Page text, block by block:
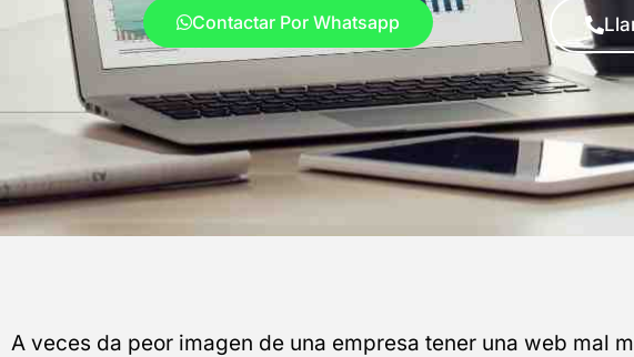
Contactar Por Whatsapp
A veces da peor imagen de una empresa tener una web mal